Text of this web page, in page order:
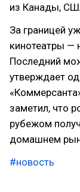
из Канады,
За границей
кинотеатры —
Последний
утверждает
заметил, что
рубежом
домашнем
#новость